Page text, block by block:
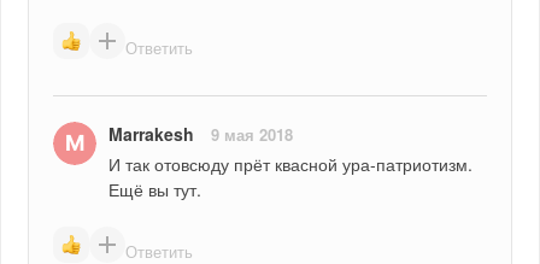
Ответить
Marrakesh 9 мая 2018
И так отовсюду прёт квасной ура-патриотизм.
Ещё вы тут.
Ответить